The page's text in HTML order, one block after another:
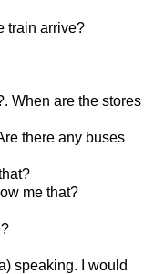
train arrive?
When are the stores
there any buses
me that?
speaking. I would